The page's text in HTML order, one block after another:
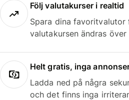
Följ valutakurser i realtid
Spara dina favoritvalutor
valutakursen ändras över
Helt gratis, inga
Ladda ned på några
och det finns inga